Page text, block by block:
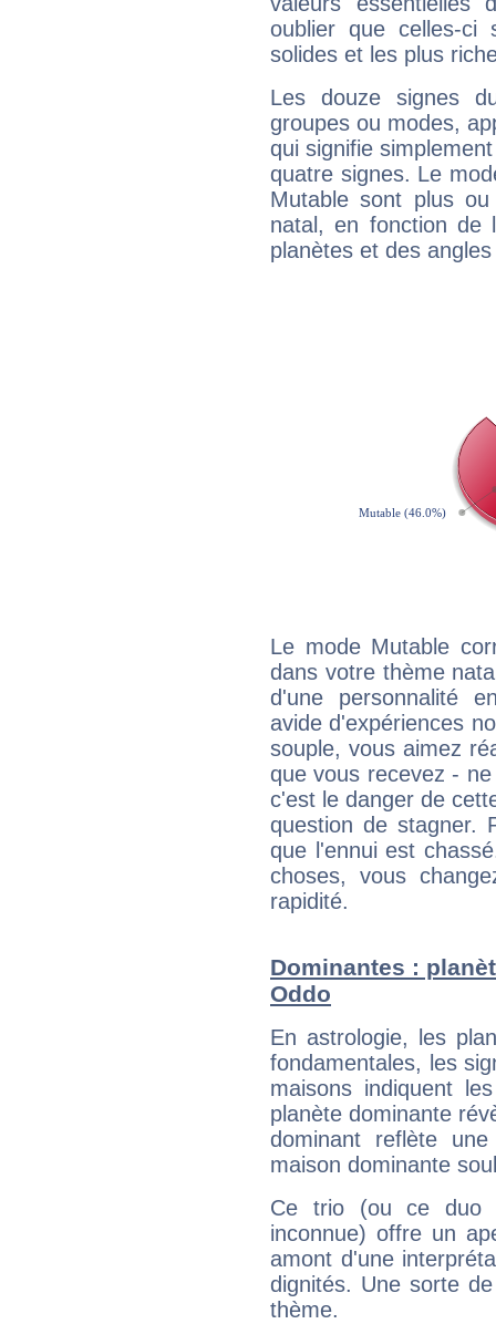
oublier que celles-
solides et les plus
Les douze signes
groupes ou modes,
qui signifie
quatre signes. Le
Mutable sont plus
natal, en fonction de
planètes et des
Le mode Mutable
dans votre thème
d'une personnalité
avide d'expériences
souple, vous aimez
que vous recevez -
c'est le danger de
question de stagner.
que l'ennui est
choses, vous
rapidité.
Dominantes :
Oddo
En astrologie, les
fondamentales, les
maisons indiquent
planète dominante
dominant reflète
maison dominante
Ce trio (ou ce duo
inconnue) offre un
amont d'une
dignités. Une sorte
thème.